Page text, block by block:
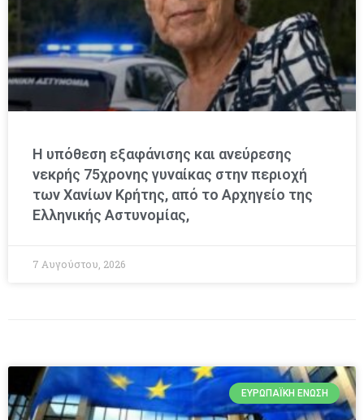
Η υπόθεση εξαφάνισης και ανεύρεσης
νεκρής 75χρονης γυναίκας στην περιοχή
των Χανίων Κρήτης, από το Αρχηγείο της
Ελληνικής Αστυνομίας,
7 Αυγούστου, 2026
ΕΥΡΩΠΑΪΚΉ ΈΝΩΣΗ